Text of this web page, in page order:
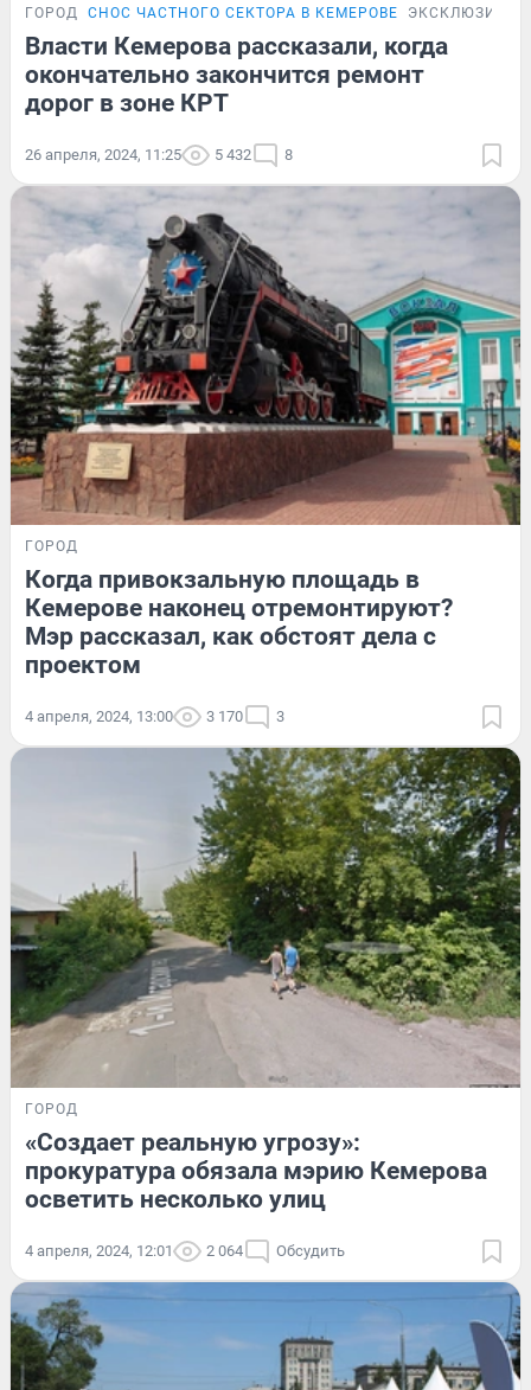
ГОРОД СНОС ЧАСТНОГО СЕКТОРА В КЕМЕРОВЕ ЭКСКЛЮЗИВ
Власти Кемерова рассказали, когда
окончательно закончится ремонт
дорог в зоне КРТ
26 апреля, 2024, 11:25 5 432 8
ГОРОД
Когда привокзальную площадь в
Кемерове наконец отремонтируют?
Мэр рассказал, как обстоят дела с
проектом
4 апреля, 2024, 13:00 3 170 3
ГОРОД
«Создает реальную угрозу»:
прокуратура обязала мэрию Кемерова
осветить несколько улиц
4 апреля, 2024, 12:01 2 064 Обсудить